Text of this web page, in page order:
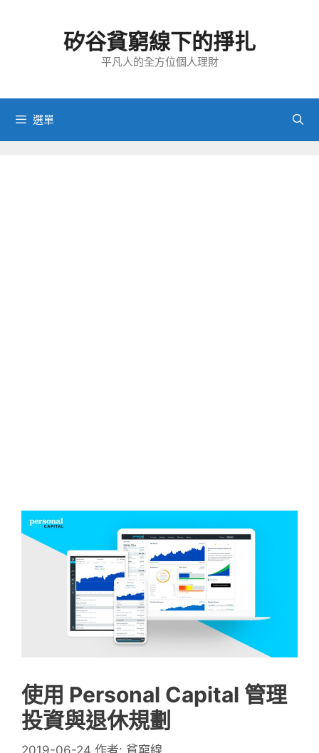
容
矽谷貧窮線下的掙扎
平凡人的全方位個人理財
選單
使用 Personal Capital 管理
投資與退休規劃
2019-06-24 作者: 貧窮線